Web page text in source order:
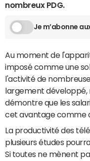
nombreux PDG.
Je m’abonne
Au moment de
imposé comme une
l'activité de
largement développé,
démontre que les
cet avantage comme
La productivité des
plusieurs études
Si toutes ne mènent